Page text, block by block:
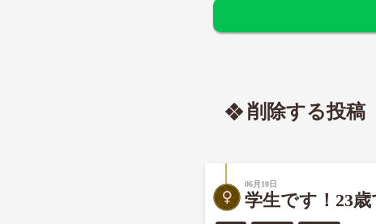
削除する投稿
06月10日
学生です！23歳